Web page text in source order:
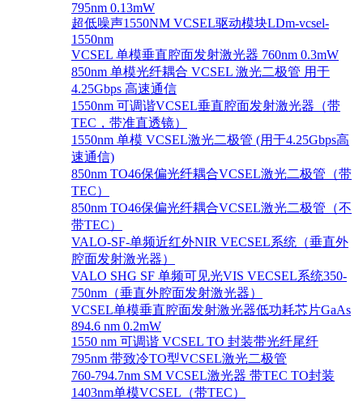
795nm 0.13mW
超低噪声1550NM VCSEL驱动模块LDm-vcsel-
1550nm
VCSEL 单模垂直腔面发射激光器 760nm 0.3mW
850nm 单模光纤耦合 VCSEL 激光二极管 用于
4.25Gbps 高速通信
1550nm 可调谐VCSEL垂直腔面发射激光器（带
TEC，带准直透镜）
1550nm 单模 VCSEL激光二极管 (用于4.25Gbps高
速通信)
850nm TO46保偏光纤耦合VCSEL激光二极管（带
TEC）
850nm TO46保偏光纤耦合VCSEL激光二极管（不
带TEC）
VALO-SF-单频近红外NIR VECSEL系统（垂直外
腔面发射激光器）
VALO SHG SF 单频可见光VIS VECSEL系统350-
750nm（垂直外腔面发射激光器）
VCSEL单模垂直腔面发射激光器低功耗芯片GaAs
894.6 nm 0.2mW
1550 nm 可调谐 VCSEL TO 封装带光纤尾纤
795nm 带致冷TO型VCSEL激光二极管
760-794.7nm SM VCSEL激光器 带TEC TO封装
1403nm单模VCSEL（带TEC）